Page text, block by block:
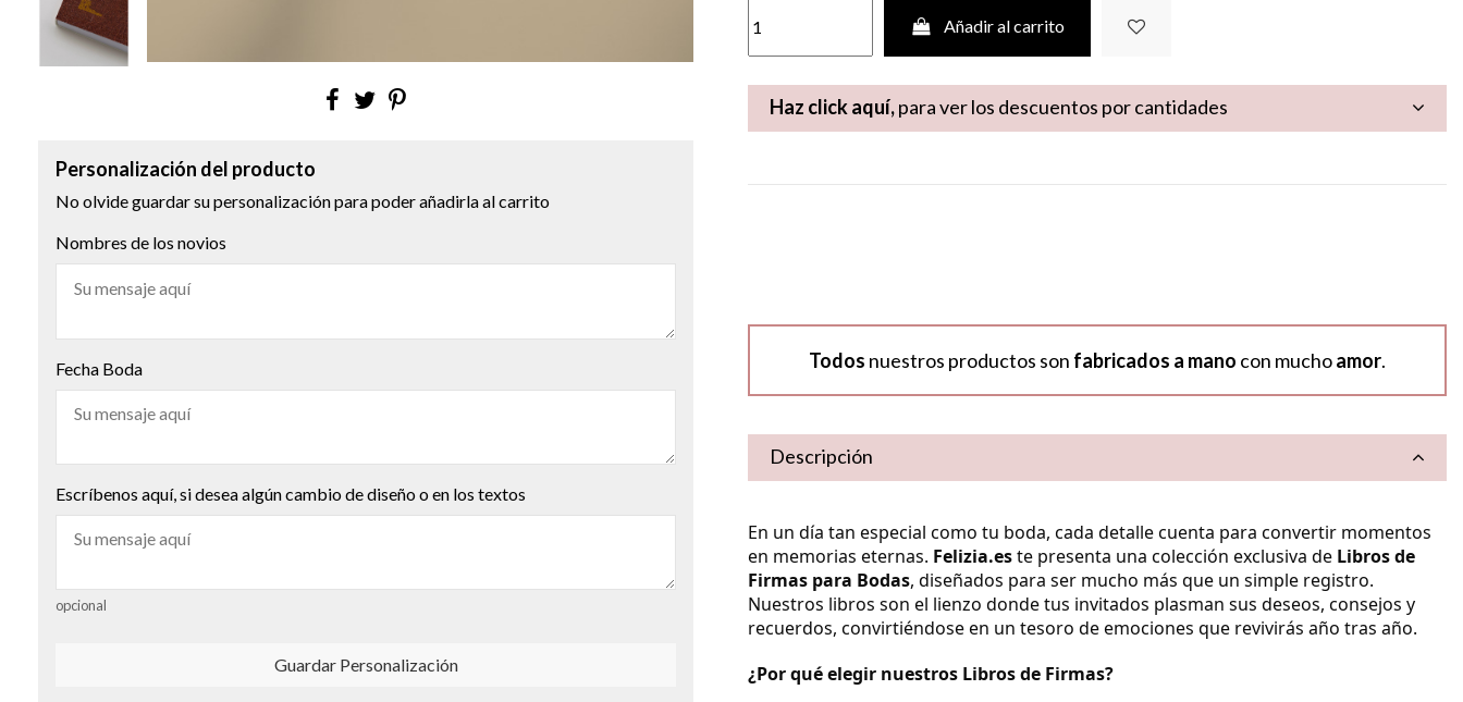
Personalización del producto
No olvide guardar su personalización para poder añadirla al carrito
Nombres de los novios
Fecha Boda
Escríbenos aquí, si desea algún cambio de diseño o en los textos
opcional
Guardar Personalización
Añadir al carrito
Haz click aquí,para ver los descuentos por cantidades
Todos nuestros productos son fabricados a mano con muchoamor.
Descripción
En un día tan especial como tu boda, cada detalle cuenta para convertir momentos
en memorias eternas. Felizia.este presenta una colección exclusiva de Libros de
Firmas para Bodas, diseñados para ser mucho más que un simple registro.
Nuestros libros son el lienzo donde tus invitados plasman sus deseos, consejos y
recuerdos, convirtiéndose en un tesoro de emociones que revivirás año tras año.
¿Por qué elegir nuestros Libros de Firmas?